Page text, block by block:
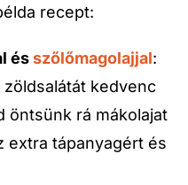
recept:
ésszőlőmagolajjal:
kedvenc
öntsünk rá mákolajat
extra tápanyagért és